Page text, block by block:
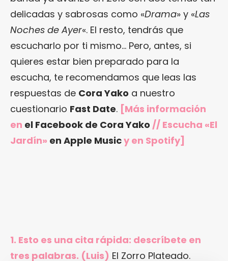
delicadas y sabrosas como «Drama» y «Las
Noches de Ayer«. El resto, tendrás que
escucharlo por ti mismo… Pero, antes, si
quieres estar bien preparado para la
escucha, te recomendamos que leas las
respuestas de Cora Yako a nuestro
cuestionario Fast Date. [Más información
en el Facebook de Cora Yako // Escucha «El
Jardín» en Apple Musicy en Spotify]
1. Esto es una cita rápida: descríbete en
tres palabras. (Luis) El Zorro Plateado.